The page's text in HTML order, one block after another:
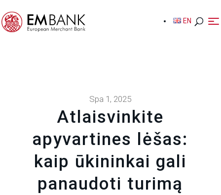
EN
EN
Spa 1, 2025
Atlaisvinkite
apyvartines lėšas:
kaip ūkininkai gali
panaudoti turimą